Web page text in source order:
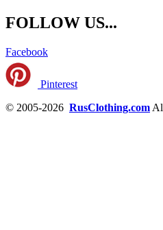
FOLLOW US...
Facebook
Pinterest
© 2005-2026 RusClothing.com